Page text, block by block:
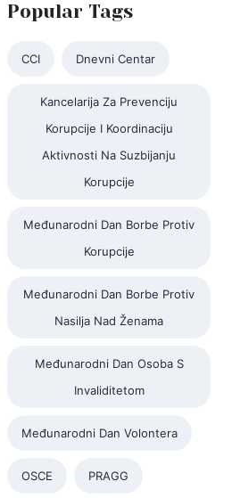
Popular Tags
CCI Dnevni Centar
Kancelarija Za Prevenciju
Korupcije I Koordinaciju
Aktivnosti Na Suzbijanju
Korupcije
Međunarodni Dan Borbe Protiv
Korupcije
Međunarodni Dan Borbe Protiv
Nasilja Nad Ženama
Međunarodni Dan Osoba S
Invaliditetom
Međunarodni Dan Volontera
OSCE PRAGG